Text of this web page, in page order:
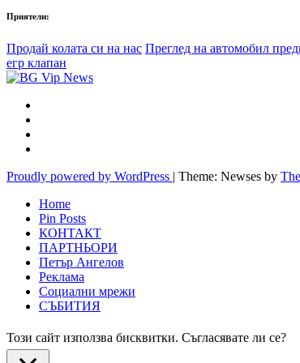
Приятели:
Продай колата си на нас Преглед на автомобил
егр клапан
Proudly powered by WordPress | Theme: Newses by
Home
Pin Posts
КОНТАКТ
ПАРТНЬОРИ
Петър Ангелов
Реклама
Социални мрежи
СЪБИТИЯ
Този сайт използва бисквитки. Съгласявате ли се?